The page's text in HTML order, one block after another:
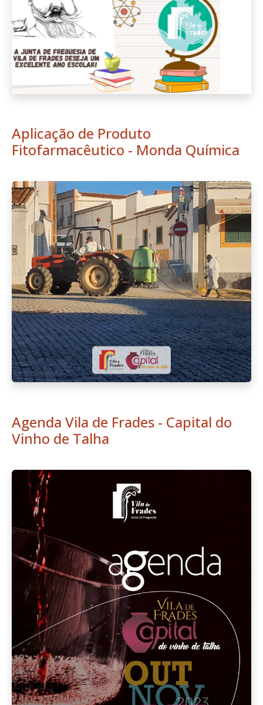
Anterior
Aplicação de Produto
Fitofarmacêutico - Monda Química
Agenda Vila de Frades - Capital do
Vinho de Talha